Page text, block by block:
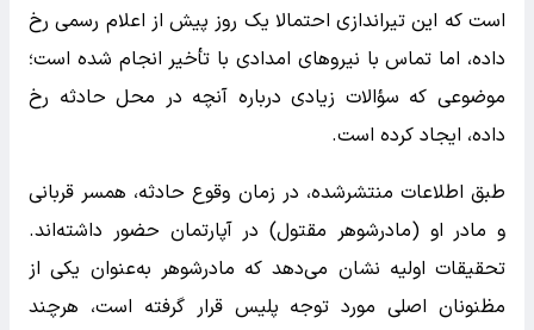
است که این تیراندازی احتمالا یک روز پیش از اعلام رسمی رخ
داده، اما تماس با نیروهای امدادی با تأخیر انجام شده است؛
موضوعی که سؤالات زیادی درباره آنچه در محل حادثه رخ
داده، ایجاد کرده است.
طبق اطلاعات منتشرشده، در زمان وقوع حادثه، همسر قربانی
و مادر او (مادرشوهر مقتول) در آپارتمان حضور داشته‌اند.
تحقیقات اولیه نشان می‌دهد که مادرشوهر به‌عنوان یکی از
مظنونان اصلی مورد توجه پلیس قرار گرفته است، هرچند